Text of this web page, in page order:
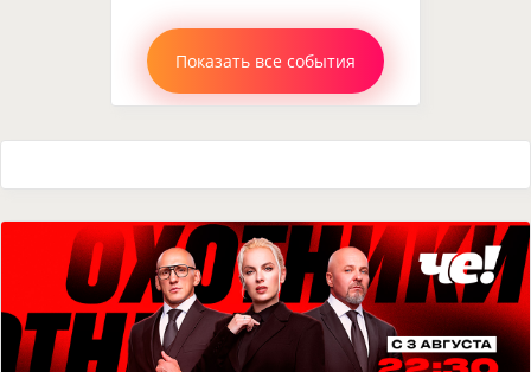
Показать все события